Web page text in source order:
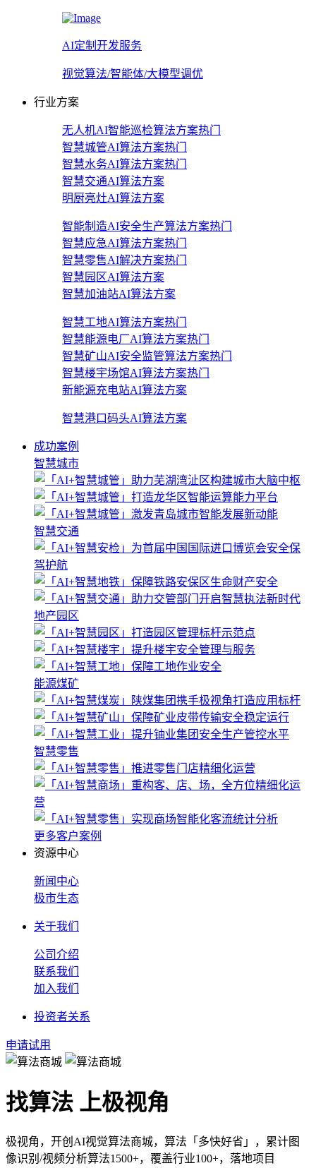
AI定制开发服务
视觉算法/智能体/大模型调优
行业方案
无人机AI智能巡检算法方案热门
智慧城管AI算法方案热门
智慧水务AI算法方案热门
智慧交通AI算法方案
明厨亮灶AI算法方案
智能制造AI安全生产算法方案热门
智慧应急AI算法方案热门
智慧零售AI解决方案热门
智慧园区AI算法方案
智慧加油站AI算法方案
智慧工地AI算法方案热门
智慧能源电厂AI算法方案热门
智慧矿山AI安全监管算法方案热门
智慧楼宇场馆AI算法方案热门
新能源充电站AI算法方案
智慧港口码头AI算法方案
成功案例
智慧城市
智慧交通
地产园区
能源煤矿
智慧零售
更多客户案例
资源中心
新闻中心
极市生态
关于我们
公司介绍
联系我们
加入我们
投资者关系
申请试用
找算法 上极视角
极视角，开创AI视觉算法商城，算法「多快好省」，累计图
像识别/视频分析算法1500+，覆盖行业100+，落地项目